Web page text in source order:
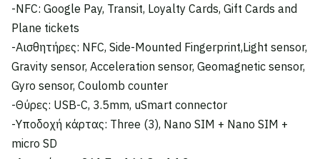
-NFC: Google Pay, Transit, Loyalty Cards, Gift Cards and
Plane tickets
-Αισθητήρες: NFC, Side-Mounted Fingerprint,Light sensor,
Gravity sensor, Acceleration sensor, Geomagnetic sensor,
Gyro sensor, Coulomb counter
-Θύρες: USB-C, 3.5mm, uSmart connector
-Υποδοχή κάρτας: Three (3), Nano SIM + Nano SIM +
micro SD